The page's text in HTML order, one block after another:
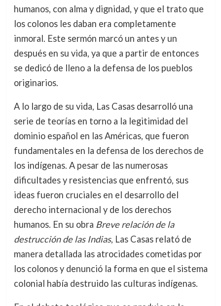
humanos, con alma y dignidad, y que el trato que
los colonos les daban era completamente
inmoral. Este sermón marcó un antes y un
después en su vida, ya que a partir de entonces
se dedicó de lleno a la defensa de los pueblos
originarios.
A lo largo de su vida, Las Casas desarrolló una
serie de teorías en torno a la legitimidad del
dominio español en las Américas, que fueron
fundamentales en la defensa de los derechos de
los indígenas. A pesar de las numerosas
dificultades y resistencias que enfrentó, sus
ideas fueron cruciales en el desarrollo del
derecho internacional y de los derechos
humanos. En su obra Breve relación de la
destrucción de las Indias, Las Casas relató de
manera detallada las atrocidades cometidas por
los colonos y denunció la forma en que el sistema
colonial había destruido las culturas indígenas.